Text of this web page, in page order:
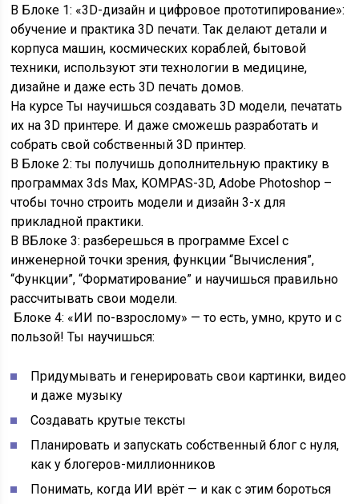
В Блоке 1: «3D-дизайн и цифровое прототипирование»:
обучение и практика 3D печати. Так делают детали и
корпуса машин, космических кораблей, бытовой
техники, используют эти технологии в медицине,
дизайне и даже есть 3D печать домов.
На курсе Ты научишься создавать 3D модели, печатать
их на 3D принтере. И даже сможешь разработать и
собрать свой собственный 3D принтер.
В Блоке 2: ты получишь дополнительную практику в
программах 3ds Max, KOMPAS-3D, Adobe Photoshop –
чтобы точно строить модели и дизайн 3-х для
прикладной практики.
В ВБлоке 3: разберешься в программе Excel с
инженерной точки зрения, функции “Вычисления”,
“Функции”, “Форматирование” и научишься правильно
рассчитывать свои модели.
Блоке 4: «ИИ по-взрослому» — то есть, умно, круто и с
пользой! Ты научишься:
Придумывать и генерировать свои картинки, видео
и даже музыку
Создавать крутые тексты
Планировать и запускать собственный блог с нуля,
как у блогеров-миллионников
Понимать, когда ИИ врёт — и как с этим бороться